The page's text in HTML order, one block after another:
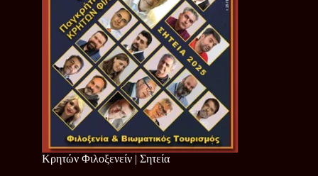
Κρητών Φιλοξενείν | Σητεία